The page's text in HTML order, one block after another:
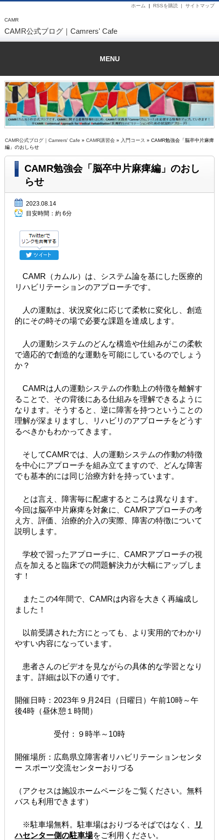
CAMR
サイトマップ
RSSを購読 |
ホーム |
CAMR公式ブログ｜Camrers' Cafe
MENU
CAMR公式ブログ｜Camrers' Cafe » CAMR講習会 » 入門コース » CAMR勉強会「脳卒中片麻痺
編」のおしらせ
CAMR勉強会「脳卒中片麻痺編」のおし
らせ
2023.08.14
目安時間： 約 6分
CAMR（カムル）は、システム論を基にした医療的
リハビリテーションのアプローチです。
人の運動は、状況変化に応じて柔軟に変化し、創造
的にその時その場で必要な課題を達成します。
人の運動システムのどんな構造や仕組みがこの柔軟
で適応的で創造的な運動を可能にしているのでしょう
か？
CAMRは人の運動システムの作動上の特徴を離解す
ることで、その背後にある仕組みを理解できるように
なります。そうすると、逆に障害を持つということの
理解が深まりますし、リハビリのアプローチをどうす
るべきかもわかってきます。
そしてCAMRでは、人の運動システムの作動の特徴
を中心にアプローチを組み立てますので、どんな障害
でも基本的には同じ治療方針を持っています。
とは言え、障害毎に配慮するところは異なります。
今回は脳卒中片麻痺を対象に、CAMRアプローチの考
え方、評価、治療的介入の実際、障害の特徴について
説明します。
学校で習ったアプローチに、CAMRアプローチの視
点を加えると臨床での問題解決力が大幅にアップしま
す！
またこの4年間で、CAMRは内容を大きく再編成し
ました！
以前受講された方にとっても、より実用的でわかり
やすい内容になっています。
患者さんのビデオを見ながらの具体的な学習となり
ます。詳細は以下の通りです。
開催日時：2023年９月24日（日曜日）午前10時～午
後4時（昼休憩１時間）
受付：９時半～10時
開催場所：広島県立障害者リハビリテーションセンタ
ー スポーツ交流センターおりづる
（アクセスは施設ホームページをご覧ください。無料
バスも利用できます）
※駐車場無料。駐車場はおりづるそばではなく、
リ
ハセンター側の駐車場をご利用ください。